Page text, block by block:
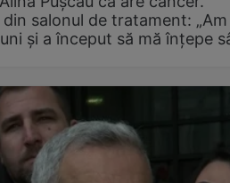
salonul de tratament:
și a început să mă înțepe